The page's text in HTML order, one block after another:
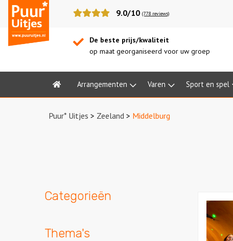
Puur*
Uitjes
9.0/10 (778 reviews)
De beste prijs/kwaliteit
op maat georganiseerd voor uw groep
Home Arrangementen Varen Sport en spel
Puur* Uitjes > Zeeland > Middelburg
Categorieën
Thema's
Alleskunner